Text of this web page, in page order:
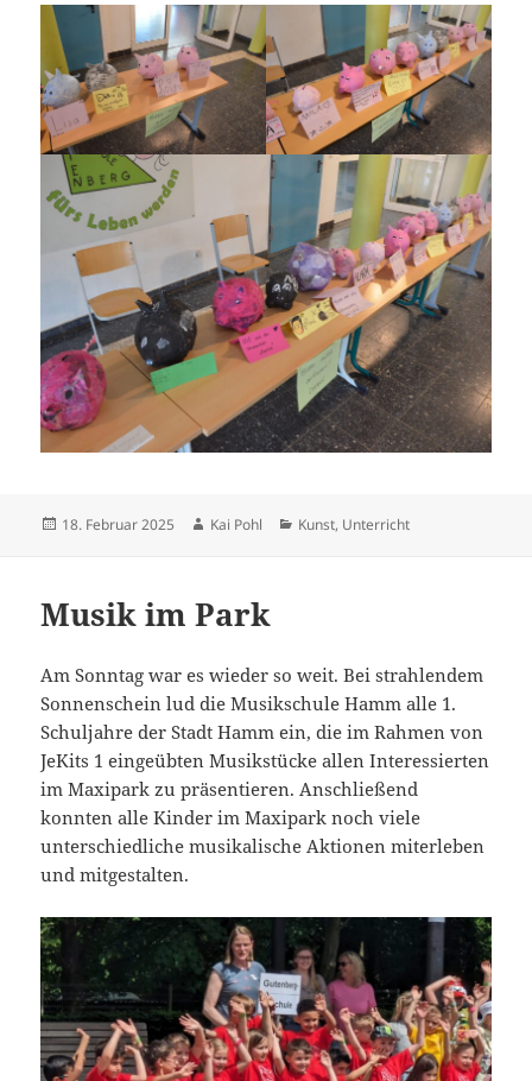
Veröffentlicht
18. Februar 2025 Autor
Kai Pohl Kategorien
Kunst, Unterricht
Musik im Park
Am Sonntag war es wieder so weit. Bei strahlendem
Sonnenschein lud die Musikschule Hamm alle 1.
Schuljahre der Stadt Hamm ein, die im Rahmen von
JeKits 1 eingeübten Musikstücke allen Interessierten
im Maxipark zu präsentieren. Anschließend
konnten alle Kinder im Maxipark noch viele
unterschiedliche musikalische Aktionen miterleben
und mitgestalten.